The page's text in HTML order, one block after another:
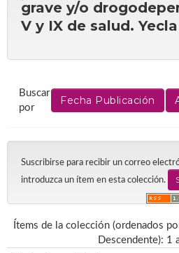
grave y/o
V y IX de salud.
Buscar
por
Suscribirse para recibir un correo
introduzca un ítem en esta colección.
Ítems de la colección (ordenados
Descendente): 1